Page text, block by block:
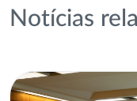
Notícias